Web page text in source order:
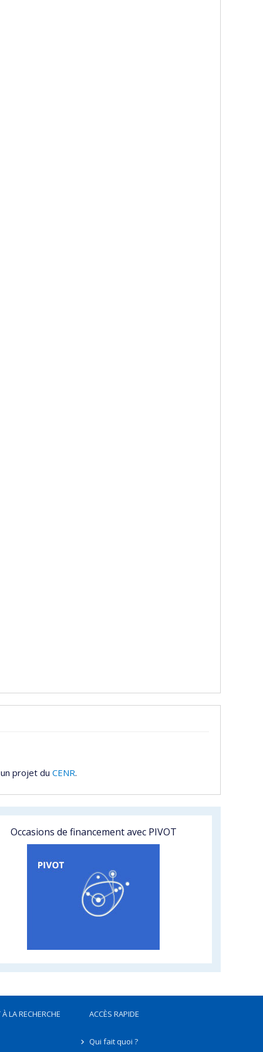
projet du CENR.
Occasions de financement avec PIVOT
LA RECHERCHE ACCÈS RAPIDE
Qui fait quoi ?